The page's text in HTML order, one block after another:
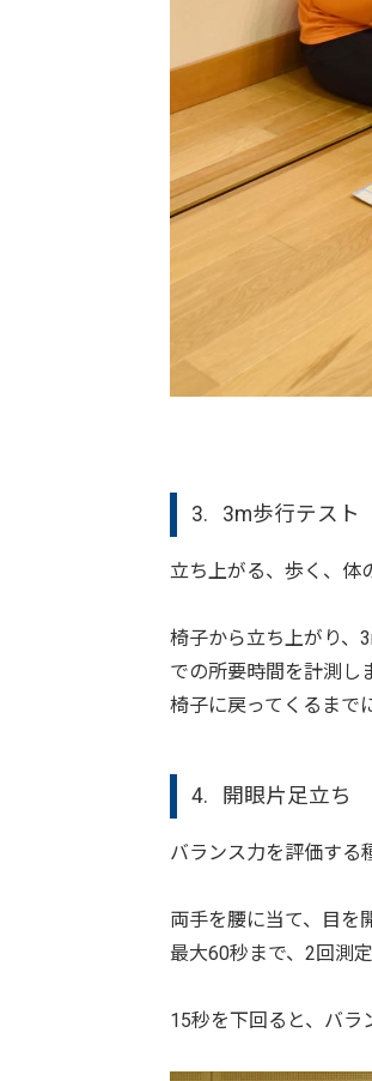
3. 3m歩行テスト
立ち上がる、歩く、体
椅子から立ち上がり、
での所要時間を計測し
椅子に戻ってくるまで
4. 開眼片足立ち
バランス力を評価する
両手を腰に当て、目を
最大60秒まで、2回測
15秒を下回ると、バラ